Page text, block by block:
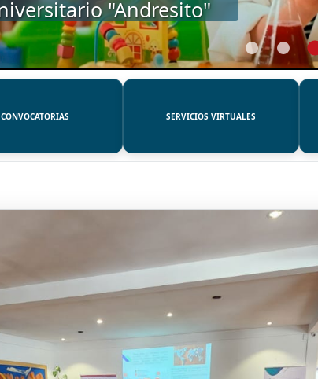
CONVOCATORIAS SERVICIOS VIRTUALES